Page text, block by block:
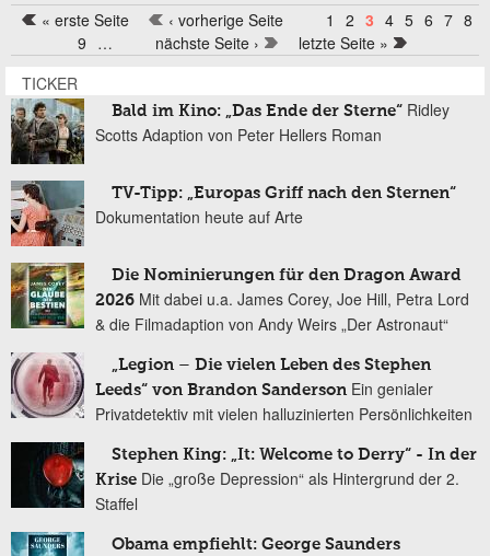
Seiten
« erste Seite ‹ vorherige Seite 1 2 3 4 5 6 7 8
9 … nächste Seite ›
letzte Seite »
TICKER
Bald im Kino: „Das Ende der Sterne“ Ridley
Scotts Adaption von Peter Hellers Roman
TV-Tipp: „Europas Griff nach den Sternen“
Dokumentation heute auf Arte
Die Nominierungen für den Dragon Award
2026 Mit dabei u.a. James Corey, Joe Hill, Petra Lord
& die Filmadaption von Andy Weirs „Der Astronaut“
„Legion – Die vielen Leben des Stephen
Leeds“ von Brandon Sanderson Ein genialer
Privatdetektiv mit vielen halluzinierten Persönlichkeiten
Stephen King: „It: Welcome to Derry“ - In der
Krise Die „große Depression“ als Hintergrund der 2.
Staffel
Obama empfiehlt: George Saunders